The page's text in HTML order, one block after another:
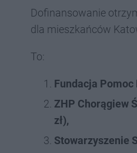
Dofinansowanie
dla mieszkańców
To:
Fundacja Pomoc
ZHP Chorągiew
zł),
Stowarzyszenie